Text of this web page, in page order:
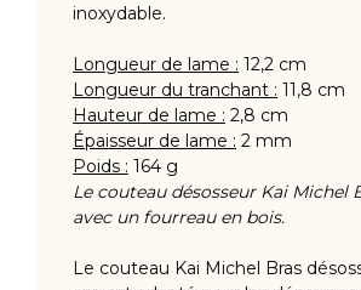
inoxydable.
Longueur de lame : 12,2 cm
Longueur du tranchant : 11,8 cm
Hauteur de lame : 2,8 cm
Épaisseur de lame : 2 mm
Poids : 164 g
Le couteau désosseur Kai Michel
avec un fourreau en bois.
Le couteau Kai Michel Bras